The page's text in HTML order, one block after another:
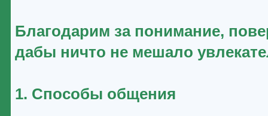
Благодарим за понимание,
дабы ничто не мешало
1. Способы общения